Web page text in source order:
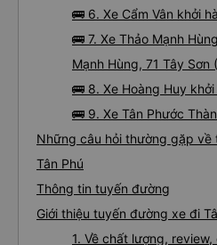
🚌 6. Xe Cẩm Vân khởi
🚌 7. Xe Thảo Mạnh
Mạnh Hùng, 71 Tây Sơn
🚌 8. Xe Hoàng Huy
🚌 9. Xe Tân Phước
Những câu hỏi thường gặp
Tân Phú
Thông tin tuyến đường
Giới thiệu tuyến đường xe đi
1. Về chất lượng,